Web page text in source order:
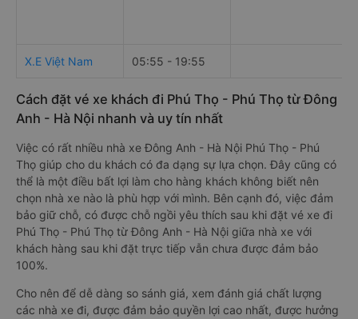
X.E Việt Nam 05:55 - 19:55
Cách đặt vé xe khách đi Phú Thọ - Phú Thọ từ Đông
Anh - Hà Nội nhanh và uy tín nhất
Việc có rất nhiều nhà xe Đông Anh - Hà Nội Phú Thọ - Phú
Thọ giúp cho du khách có đa dạng sự lựa chọn. Đây cũng có
thể là một điều bất lợi làm cho hàng khách không biết nên
chọn nhà xe nào là phù hợp với mình. Bên cạnh đó, việc đảm
bảo giữ chỗ, có được chỗ ngồi yêu thích sau khi đặt vé xe đi
Phú Thọ - Phú Thọ từ Đông Anh - Hà Nội giữa nhà xe với
khách hàng sau khi đặt trực tiếp vẫn chưa được đảm bảo
100%.
Cho nên để dễ dàng so sánh giá, xem đánh giá chất lượng
các nhà xe đi, được đảm bảo quyền lợi cao nhất, được hưởng